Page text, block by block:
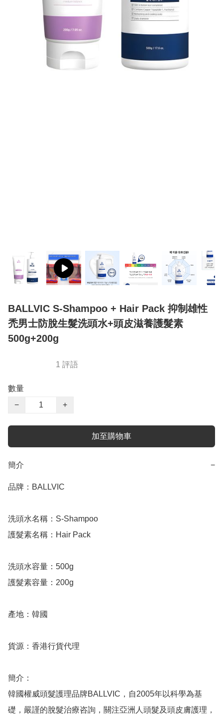
BALLVIC S-Shampoo + Hair Pack 抑制雄性
禿男士防脫生髮洗頭水+頭皮滋養護髮素
500g+200g
1 評語
數量
−
+
加至購物車
簡介 −
品牌：BALLVIC
洗頭水名稱：S-Shampoo
護髮素名稱：Hair Pack
洗頭水容量：500g
護髮素容量：200g
產地：韓國
貨源：香港行貨代理
簡介：
韓國權威頭髮護理品牌BALLVIC，自2005年以科學為基
礎，嚴謹的脫髮治療咨詢，關注亞洲人頭髮及頭皮膚護理，